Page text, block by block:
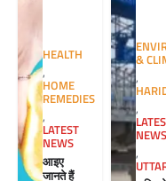
HEALTH
,
HOME
REMEDIES
,
LATEST
NEWS
आइए
जानते हैं
&
,
,
NEWS
,